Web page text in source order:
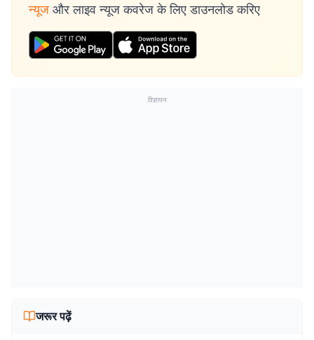
न्यूज और लाइव न्यूज कवरेज के लिए डाउनलोड करिए
विज्ञापन
जरूर पढ़ें